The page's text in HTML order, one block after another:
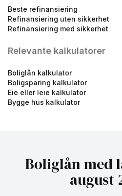
Fastrente
innenfor
Beste refinansiering
Refinansiering uten sikkerhet
Refinansiering med sikkerhet
Relevante kalkulatorer
Boliglån kalkulator
Boligsparing kalkulator
Eie eller leie kalkulator
Bygge hus kalkulator
Boliglån med
august